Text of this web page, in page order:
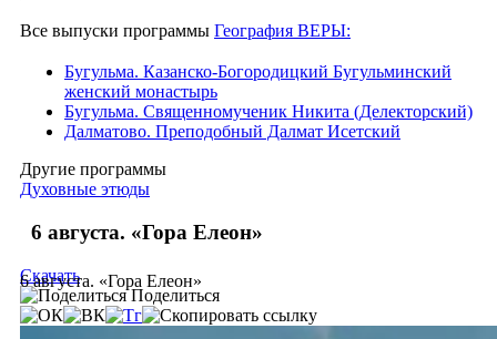
Все выпуски программы География ВЕРЫ:
Бугульма. Казанско-Богородицкий Бугульминский
женский монастырь
Бугульма. Священномученик Никита (Делекторский)
Далматово. Преподобный Далмат Исетский
Другие программы
Духовные этюды
6 августа. «Гора Елеон»
6 августа. «Гора Елеон»
Скачать
Поделиться